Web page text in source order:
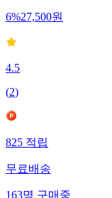
6%27,500원
4.5
(2)
825 적립
무료배송
163명 구매중